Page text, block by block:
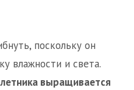
поскольку он
влажности и света.
выращивается